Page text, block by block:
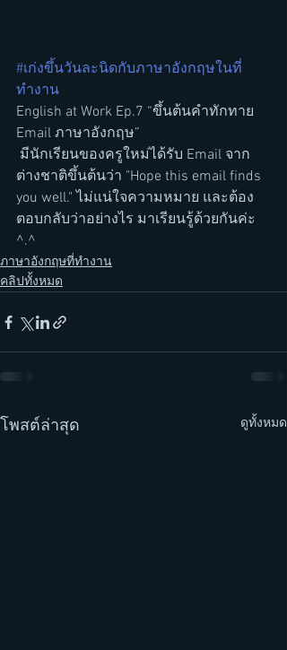
#เก่งขึ้นวันละนิดกับภาษาอังกฤษในที่
ทำงาน
English at Work Ep.7 “ขึ้นต้นคำทักทาย
Email ภาษาอังกฤษ”
ต่างชาติขึ้นต้นว่า "Hope this email finds
you well." ไม่แน่ใจความหมาย และต้อง
ตอบกลับว่าอย่างไร มาเรียนรู้ด้วยกันค่ะ
^.^
ภาษาอังกฤษที่ทำงาน
คลิปทั้งหมด
โพสต์ล่าสุด ดูทั้งหมด